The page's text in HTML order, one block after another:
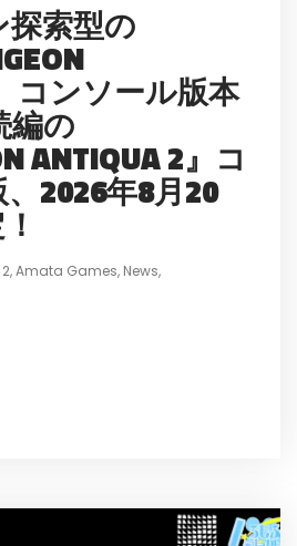
索型の
コンソール版本
編の
ANTIQUA 2』コ
2026年8月20
,Amata Games, News,